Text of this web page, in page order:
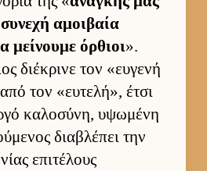
αμοι­βαία
μεί­νουμε όρ­θιοι».
διέκρινε τον «ευ­γενή
τον «ευ­τελή», έτσι
καλοσύνη, υψωμένη
δια­βλέπει την
επιτέλους